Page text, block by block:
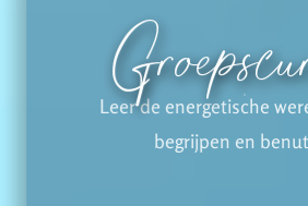
Leer de energetische
begrijpen en